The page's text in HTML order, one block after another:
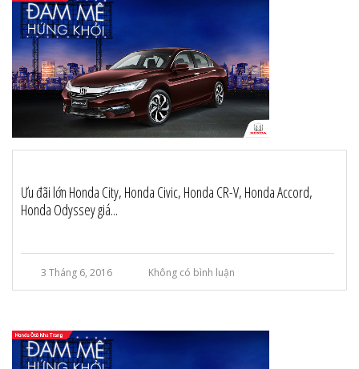
Ưu đãi lớn Honda City, Honda Civic, Honda CR-V, Honda Accord,
Honda Odyssey giá...
3 Tháng 6, 2016 Không có bình luận